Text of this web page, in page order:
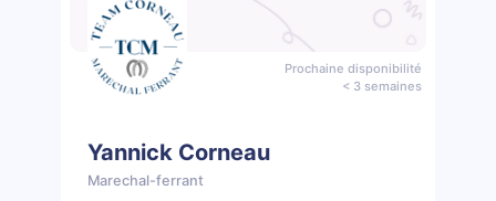
Prochaine disponibilité
< 3 semaines
Yannick Corneau
Marechal-ferrant